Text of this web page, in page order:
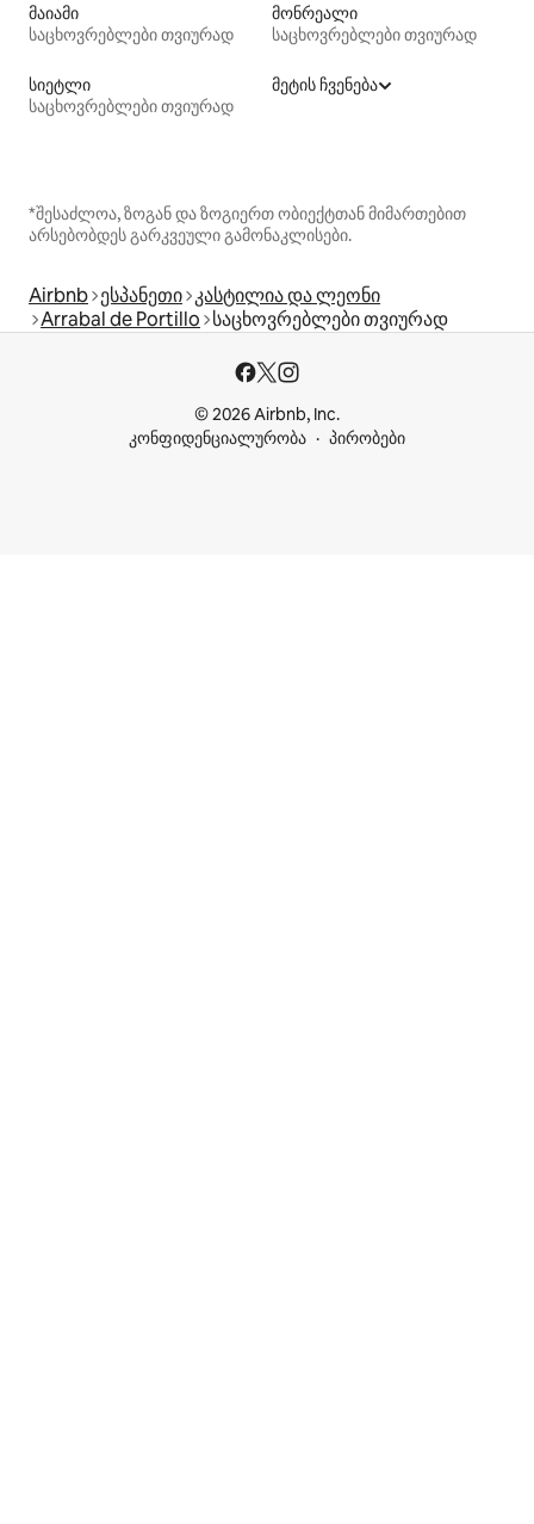
მაიამი
საცხოვრებლები თვიურად
მონრეალი
საცხოვრებლები თვიურად
სიეტლი
საცხოვრებლები თვიურად
მეტის ჩვენება
*შესაძლოა, ზოგან და ზოგიერთ ობიექტთან მიმართებით
არსებობდეს გარკვეული გამონაკლისები.
Airbnb ესპანეთი კასტილია და ლეონი
Arrabal de Portillo საცხოვრებლები თვიურად
© 2026 Airbnb, Inc.
კონფიდენციალურობა
პირობები